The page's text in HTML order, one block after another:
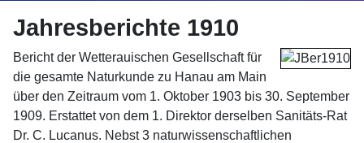
Jahresberichte 1910
Bericht der Wetterauischen Gesellschaft für
die gesamte Naturkunde zu Hanau am Main
über den Zeitraum vom 1. Oktober 1903 bis 30. September
1909. Erstattet von dem 1. Direktor derselben Sanitäts-Rat
Dr. C. Lucanus. Nebst 3 naturwissenschaftlichen